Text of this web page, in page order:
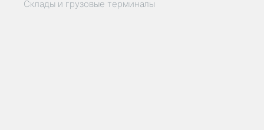
Склады и грузовые терминалы